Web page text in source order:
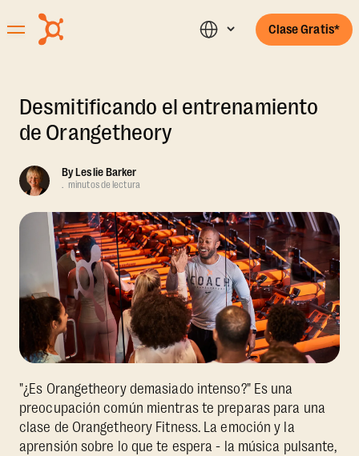
Clase Gratis*
Desmitificando el entrenamiento
de Orangetheory
ByLeslie Barker
. minutos de lectura
"¿Es Orangetheory demasiado intenso?" Es una
preocupación común mientras te preparas para una
clase de Orangetheory Fitness. La emoción y la
aprensión sobre lo que te espera - la música pulsante,